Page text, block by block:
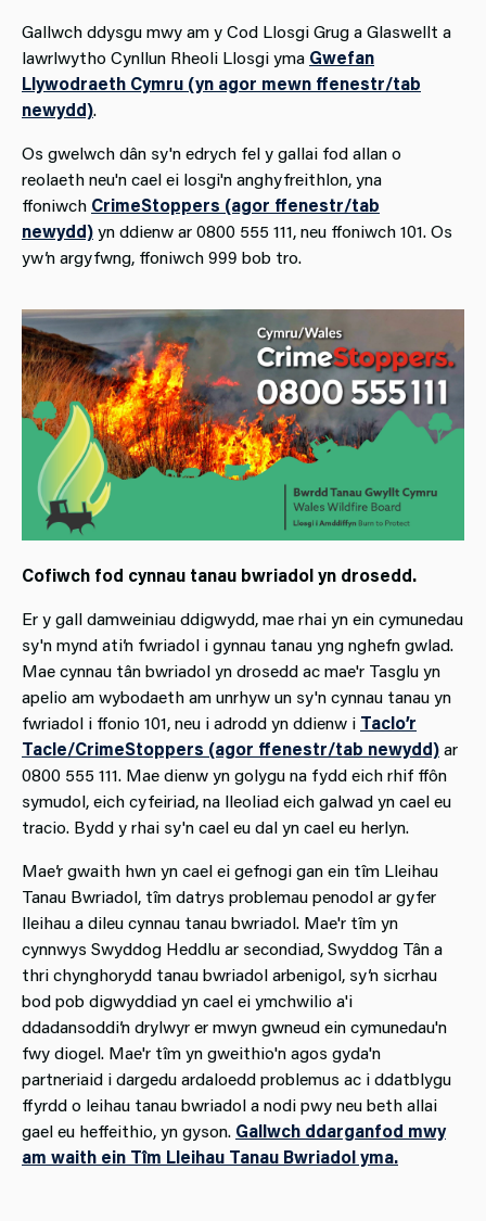
Gallwch ddysgu mwy am y Cod Llosgi Grug a Glaswellt a
lawrlwytho Cynllun Rheoli Llosgi yma Gwefan
Llywodraeth Cymru (yn agor mewn ffenestr/tab
newydd).
Os gwelwch dân sy'n edrych fel y gallai fod allan o
reolaeth neu'n cael ei losgi'n anghyfreithlon, yna
ffoniwch CrimeStoppers (agor ffenestr/tab
newydd)yn ddienw ar 0800 555 111, neu ffoniwch 101. Os
yw’n argyfwng, ffoniwch 999 bob tro.
Cofiwch fod cynnau tanau bwriadol yn drosedd.
Er y gall damweiniau ddigwydd, mae rhai yn ein cymunedau
sy'n mynd ati’n fwriadol i gynnau tanau yng nghefn gwlad.
Mae cynnau tân bwriadol yn drosedd ac mae'r Tasglu yn
apelio am wybodaeth am unrhyw un sy'n cynnau tanau yn
fwriadol i ffonio 101, neu i adrodd yn ddienw i Taclo’r
Tacle/CrimeStoppers (agor ffenestr/tab newydd)ar
0800 555 111. Mae dienw yn golygu na fydd eich rhif ffôn
symudol, eich cyfeiriad, na lleoliad eich galwad yn cael eu
tracio. Bydd y rhai sy'n cael eu dal yn cael eu herlyn.
Mae’r gwaith hwn yn cael ei gefnogi gan ein tîm Lleihau
Tanau Bwriadol, tîm datrys problemau penodol ar gyfer
lleihau a dileu cynnau tanau bwriadol. Mae'r tîm yn
cynnwys Swyddog Heddlu ar secondiad, Swyddog Tân a
thri chynghorydd tanau bwriadol arbenigol, sy’n sicrhau
bod pob digwyddiad yn cael ei ymchwilio a'i
ddadansoddi’n drylwyr er mwyn gwneud ein cymunedau'n
fwy diogel. Mae'r tîm yn gweithio'n agos gyda'n
partneriaid i dargedu ardaloedd problemus ac i ddatblygu
ffyrdd o leihau tanau bwriadol a nodi pwy neu beth allai
gael eu heffeithio, yn gyson. Gallwch ddarganfod mwy
am waith ein Tîm Lleihau Tanau Bwriadol yma.